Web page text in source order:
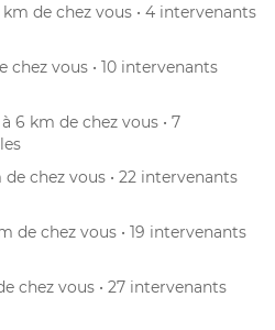
km de chez vous • 4 intervenants
chez vous • 10 intervenants
à 6 km de chez vous • 7
de chez vous • 22 intervenants
de chez vous • 19 intervenants
chez vous • 27 intervenants